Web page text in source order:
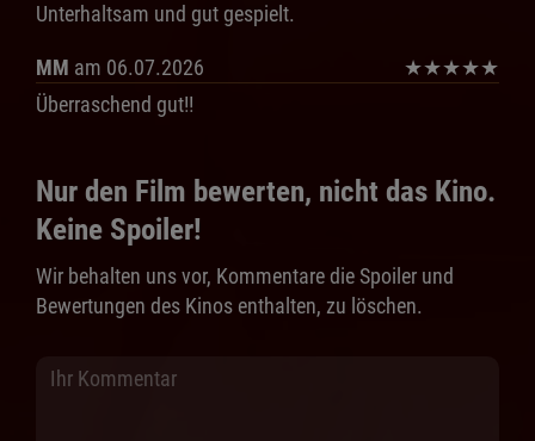
Unterhaltsam und gut gespielt.
MM am 06.07.2026 ★★★★★
Überraschend gut!!
Nur den Film bewerten, nicht das Kino.
Keine Spoiler!
Wir behalten uns vor, Kommentare die Spoiler und
Bewertungen des Kinos enthalten, zu löschen.